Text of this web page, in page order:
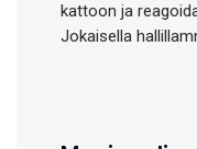
kattoon ja
Jokaisella